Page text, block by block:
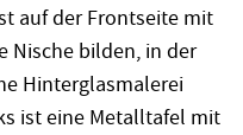
auf der Frontseite mit
Nische bilden, in der
Hinterglasmalerei
ist eine Metalltafel mit